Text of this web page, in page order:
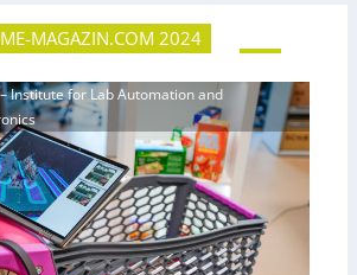
MAGAZIN.COM 2024
Institute for Lab Automation and